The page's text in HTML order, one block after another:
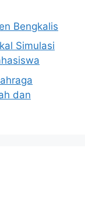
Bengkalis
Simulasi
dan